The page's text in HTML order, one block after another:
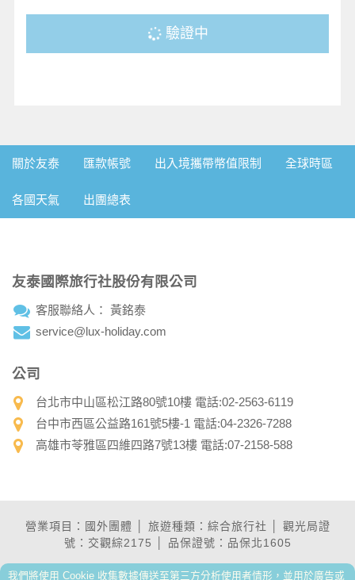
我們將使用 Cookie 收集數據傳送至第三方分析使用者情形，並用於廣告或
驗證中
關於友泰 匯款帳號 出入境攜帶幣值限制 全球時區
各國天氣 出團總表
友泰國際旅行社股份有限公司
客服聯絡人： 黃銘泰
service@lux-holiday.com
公司
台北市中山區松江路80號10樓 電話:02-2563-6119
台中市西區公益路161號5樓-1 電話:04-2326-7288
高雄市苓雅區四維四路7號13樓 電話:07-2158-588
營業項目：國外團體 │ 旅遊種類：綜合旅行社 │ 觀光局證
號：交觀綜2175 │ 品保證號：品保北1605